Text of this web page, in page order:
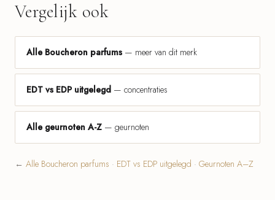
Vergelijk ook
Alle Boucheron parfums — meer van dit merk
EDT vs EDP uitgelegd — concentraties
Alle geurnoten A-Z — geurnoten
← Alle Boucheron parfums · EDT vs EDP uitgelegd · Geurnoten A–Z